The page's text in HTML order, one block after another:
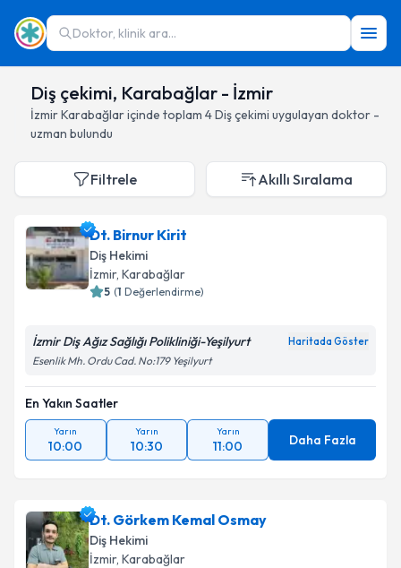
Doktor, klinik ara...
Diş çekimi, Karabağlar - İzmir
İzmirKarabağlariçinde toplam 4Diş çekimi uygulayan doktor -
uzman bulundu
Filtrele Akıllı Sıralama
Dt. Birnur Kirit
Diş Hekimi
İzmir, Karabağlar
5 (1 Değerlendirme)
İzmir Diş Ağız Sağlığı Polikliniği-Yeşilyurt Haritada Göster
Esenlik Mh. Ordu Cad. No:179 Yeşilyurt
En Yakın Saatler
Yarın
10:00
Yarın
10:30
Yarın
11:00 Daha Fazla
Dt. Görkem Kemal Osmay
Diş Hekimi
İzmir, Karabağlar